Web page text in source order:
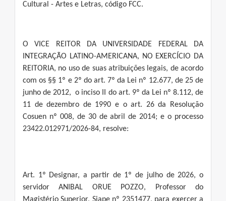
Cultural - Artes e Letras, código FCC.
O VICE REITOR DA UNIVERSIDADE FEDERAL DA
INTEGRAÇÃO LATINO-AMERICANA, NO EXERCÍCIO DA
REITORIA, no uso de suas atribuições legais, de acordo
com os §§ 1º e 2º do art. 7º da Lei nº 12.677, de 25 de
junho de 2012, o inciso II do art. 9º da Lei nº 8.112, de
11 de dezembro de 1990 e o art. 26 da Resolução
Cosuen nº 008, de 30 de abril de 2014; e o processo
23422.012971/2026-84, resolve:
Art. 1º Designar, a partir de 1º de julho de 2026, o
servidor ANIBAL ORUE POZZO, Professor do